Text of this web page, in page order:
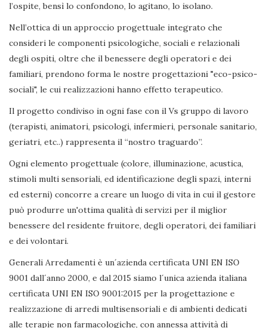
l’ospite, bensì lo confondono, lo agitano, lo isolano.
Nell’ottica di un approccio progettuale integrato che
consideri le componenti psicologiche, sociali e relazionali
degli ospiti, oltre che il benessere degli operatori e dei
familiari, prendono forma le nostre progettazioni "eco-psico-
sociali", le cui realizzazioni hanno effetto terapeutico.
Il progetto condiviso in ogni fase con il Vs gruppo di lavoro
(terapisti, animatori, psicologi, infermieri, personale sanitario,
geriatri, etc..) rappresenta il “nostro traguardo”.
Ogni elemento progettuale (colore, illuminazione, acustica,
stimoli multi sensoriali, ed identificazione degli spazi, interni
ed esterni) concorre a creare un luogo di vita in cui il gestore
può produrre un'ottima qualità di servizi per il miglior
benessere del residente fruitore, degli operatori, dei familiari
e dei volontari.
Generali Arredamenti è un´azienda certificata UNI EN ISO
9001 dall´anno 2000, e dal 2015 siamo l´unica azienda italiana
certificata UNI EN ISO 9001:2015 per la progettazione e
realizzazione di arredi multisensoriali e di ambienti dedicati
alle terapie non farmacologiche, con annessa attività di